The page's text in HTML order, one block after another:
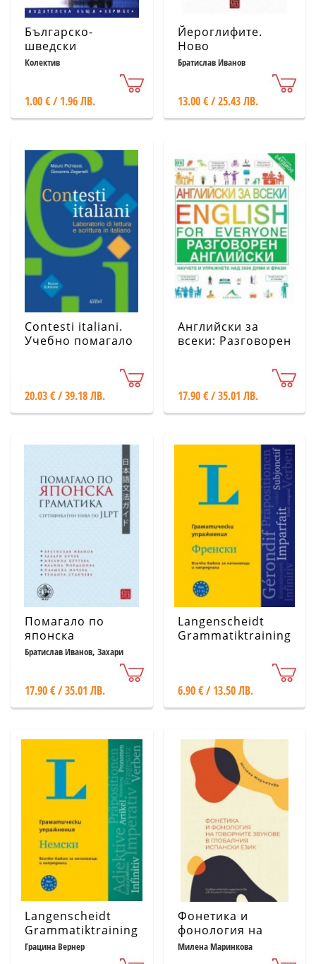
Българско-
шведски
разговорник: Над
Колектив
1.00 € / 1.96 ЛВ.
Йероглифите.
Ново
преработено
Братислав Иванов
13.00 € / 25.43 ЛВ.
Contesti italiani.
Учебно помагало
20.03 € / 39.18 ЛВ.
Английски за
всеки: Разговорен
17.90 € / 35.01 ЛВ.
Помагало по
японска
граматика:
Братислав Иванов, Захари
Вучев, Ивелина Куртева и др.
17.90 € / 35.01 ЛВ.
Langenscheidt
Grammatiktraining.
6.90 € / 13.50 ЛВ.
Langenscheidt
Grammatiktraining.
Граматически
Грацина Вернер
Фонетика и
фонология на
говорните
Милена Маринкова